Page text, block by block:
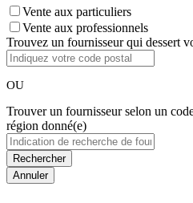
Vente aux particuliers
Vente aux professionnels
Trouvez un fournisseur qui dessert
OU
Trouver un fournisseur selon un
région donné(e)
Annuler